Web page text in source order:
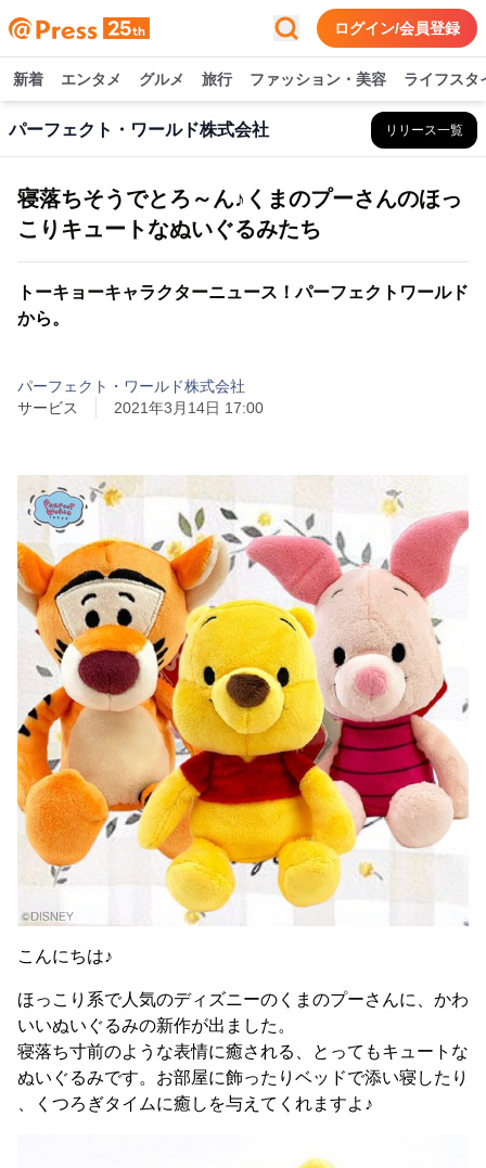
ログイン/会員登録
新着 エンタメ グルメ 旅行 ファッション・美容 ライフスタ
パーフェクト・ワールド株式会社 リリース一覧
寝落ちそうでとろ～ん♪くまのプーさんのほっ
こりキュートなぬいぐるみたち
トーキョーキャラクターニュース！パーフェクトワールド
から。
パーフェクト・ワールド株式会社
サービス
2021年3月14日 17:00
こんにちは♪
ほっこり系で人気のディズニーのくまのプーさんに、かわ
いいぬいぐるみの新作が出ました。
寝落ち寸前のような表情に癒される、とってもキュートな
ぬいぐるみです。お部屋に飾ったりベッドで添い寝したり
、くつろぎタイムに癒しを与えてくれますよ♪